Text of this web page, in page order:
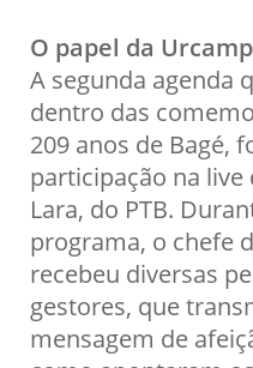
O papel da
A segunda agenda
dentro das
209 anos de Bagé,
participação na
Lara, do PTB.
programa, o chefe
recebeu diversas
gestores, que
mensagem de